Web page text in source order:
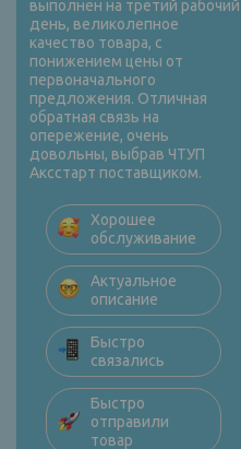
выполнен на третий рабочий
день, великолепное
качество товара, с
понижением цены от
первоначального
предложения. Отличная
обратная связь на
опережение, очень
довольны, выбрав ЧТУП
Аксстарт поставщиком.
Хорошее
обслуживание
Актуальное
описание
Быстро
связались
Быстро
отправили
товар